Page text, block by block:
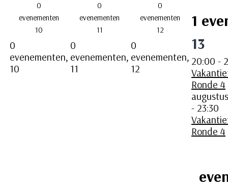
0
evenementen
10
0
evenementen,
10
0
evenementen
11
0
evenementen,
11
0
evenementen
12
0
evenementen,
12
1
13
20:00 -
Ronde 4
- 23:30
Ronde 4